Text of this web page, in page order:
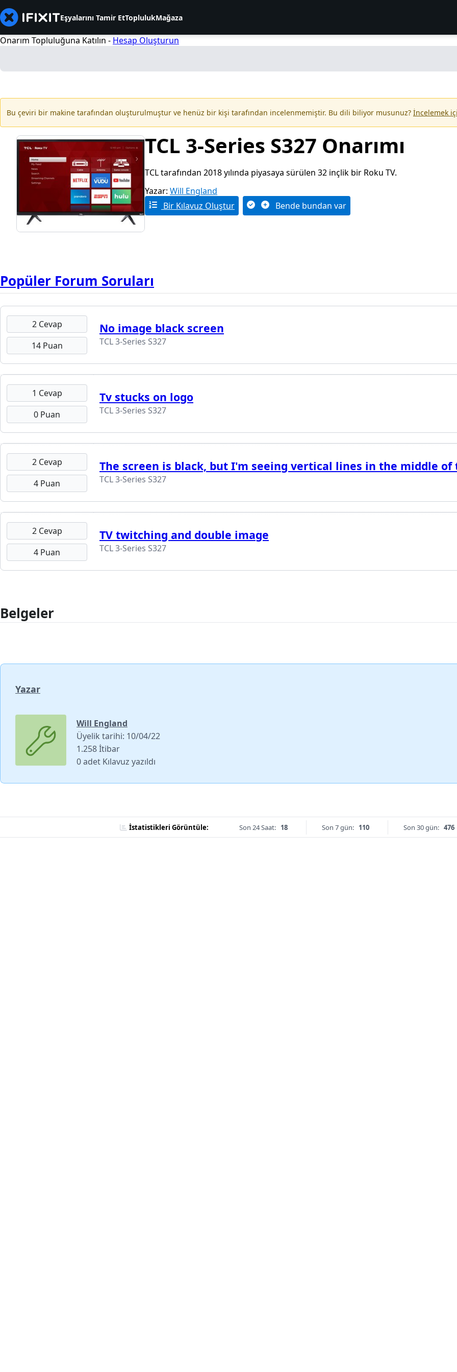
Eşyalarını Tamir EtToplulukMağaza
Onarım Topluluğuna Katılın - Hesap Oluşturun
Bu çeviri bir makine tarafından oluşturulmuştur ve henüz bir kişi tarafından incelenmemiştir. Bu dili biliyor musunuz? İncelemek
TCL 3-Series S327 Onarımı
TCL tarafından 2018 yılında piyasaya sürülen 32 inçlik bir Roku TV.
Yazar: Will England
Bir Kılavuz Oluştur
Bende bundan var
Popüler Forum Soruları
2 Cevap
14 Puan
No image black screen
TCL 3-Series S327
1 Cevap
0 Puan
Tv stucks on logo
TCL 3-Series S327
2 Cevap
4 Puan
The screen is black, but I'm seeing vertical lines in the middle of
TCL 3-Series S327
2 Cevap
4 Puan
TV twitching and double image
TCL 3-Series S327
Belgeler
Yazar
Will England
Üyelik tarihi: 10/04/22
1.258 İtibar
0 adet Kılavuz yazıldı
İstatistikleri Görüntüle: Son 24 Saat: 18 Son 7 gün: 110 Son 30 gün: 476